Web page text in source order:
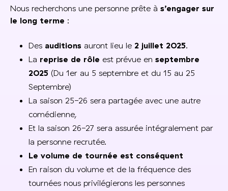
Nous recherchons une personne prête à s’engager sur
le long terme :
Des auditions auront lieu le 2 juillet 2025.
La reprise de rôle est prévue en septembre
2025 (Du 1er au 5 septembre et du 15 au 25
Septembre)
La saison 25-26 sera partagée avec une autre
comédienne,
Et la saison 26-27 sera assurée intégralement par
la personne recrutée.
Le volume de tournée est conséquent
En raison du volume et de la fréquence des
tournées nous privilégierons les personnes